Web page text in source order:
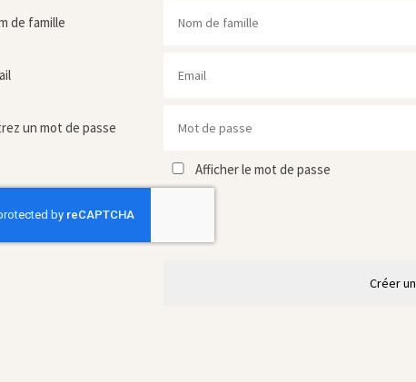
de famille
un mot de passe
Afficher le mot de passe
Créer